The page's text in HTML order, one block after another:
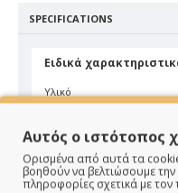
SPECIFICATIONS
Ειδικά
Υλικό
Αυτός ο ιστότοπος
Ορισμένα από αυτά τα
βοηθούν να βελτιώσουμε
πληροφορίες σχετικά με